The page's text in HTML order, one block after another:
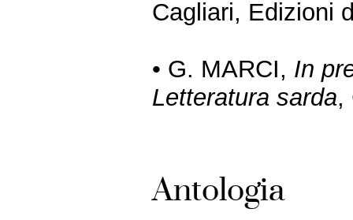
Cagliari, Edizioni
• G. MARCI, In
Letteratura sarda,
Antologia